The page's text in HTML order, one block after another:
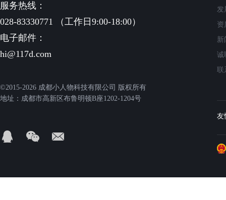
服务热线：
028-83330771 （工作日9:00-18:00）
电子邮件：
hi@117d.com
©2015-2026 成都小人物科技有限公司 版权所有
地址：成都市高新区布鲁明顿B座1202-1204号
发
资
新
诚
联